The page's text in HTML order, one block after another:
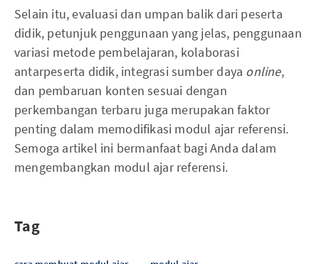
Selain itu, evaluasi dan umpan balik dari peserta
didik, petunjuk penggunaan yang jelas, penggunaan
variasi metode pembelajaran, kolaborasi
antarpeserta didik, integrasi sumber daya online,
dan pembaruan konten sesuai dengan
perkembangan terbaru juga merupakan faktor
penting dalam memodifikasi modul ajar referensi.
Semoga artikel ini bermanfaat bagi Anda dalam
mengembangkan modul ajar referensi.
Tag